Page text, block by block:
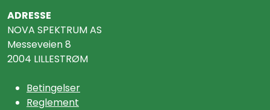
ADRESSE
NOVA SPEKTRUM AS
Messeveien 8
2004 LILLESTRØM
Betingelser
Reglement